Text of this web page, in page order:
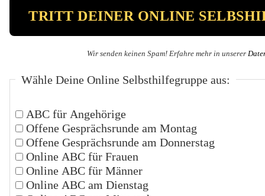
Wir senden keinen Spam! Erfahre mehr in unserer
Wähle Deine Online Selbsthilfegruppe aus:
ABC für Angehörige
Offene Gesprächsrunde am Montag
Offene Gesprächsrunde am Donnerstag
Online ABC für Frauen
Online ABC für Männer
Online ABC am Dienstag